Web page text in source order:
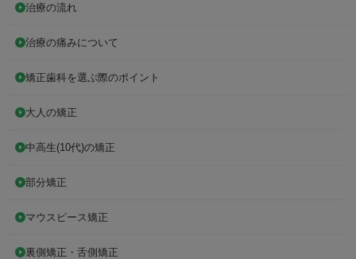
治療の流れ
治療の痛みについて
矯正歯科を選ぶ際のポイント
大人の矯正
中高生(10代)の矯正
部分矯正
マウスピース矯正
裏側矯正・舌側矯正